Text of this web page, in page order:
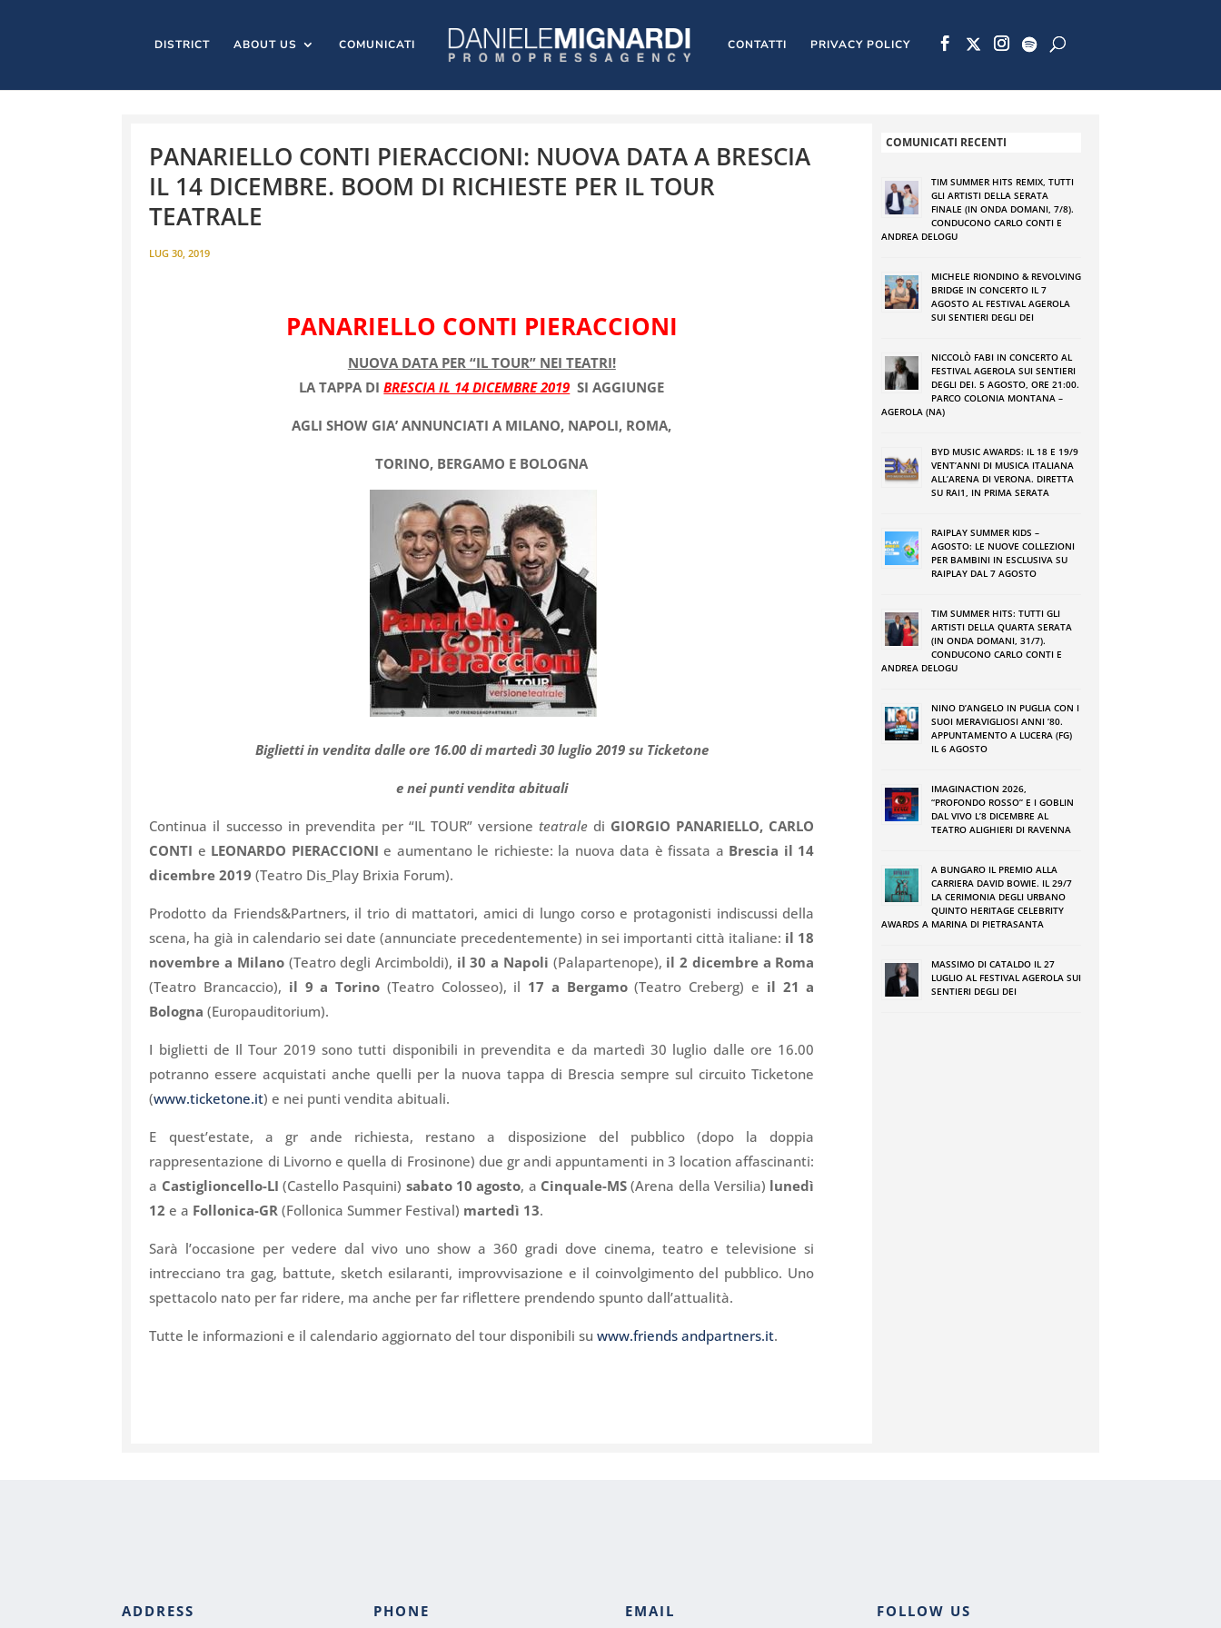
DISTRICT ABOUT US COMUNICATI CONTATTI PRIVACY POLICY
PANARIELLO CONTI PIERACCIONI: NUOVA DATA A BRESCIA
IL 14 DICEMBRE. BOOM DI RICHIESTE PER IL TOUR
TEATRALE
LUG 30, 2019
PANARIELLO CONTI PIERACCIONI
NUOVA DATA PER “IL TOUR” NEI TEATRI!
LA TAPPA DIBRESCIA IL 14 DICEMBRE 2019 SI AGGIUNGE
AGLI SHOW GIA’ ANNUNCIATI A MILANO, NAPOLI, ROMA,
TORINO, BERGAMO E BOLOGNA
Biglietti in vendita dalle ore 16.00 di martedì 30 luglio 2019 su Ticketone
e nei punti vendita abituali
Continua il successo in prevendita per “IL TOUR” versione teatraledi GIORGIO PANARIELLO, CARLO
CONTI e LEONARDO PIERACCIONI e aumentano le richieste: la nuova data è fissata a Brescia il 14
dicembre 2019 (Teatro Dis_Play Brixia Forum).
Prodotto da Friends&Partners, il trio di mattatori, amici di lungo corso e protagonisti indiscussi della
scena, ha già in calendario sei date (annunciate precedentemente) in sei importanti città italiane: il 18
novembre a Milano (Teatro degli Arcimboldi), il 30 a Napoli (Palapartenope), il 2 dicembre a Roma
(Teatro Brancaccio), il 9 a Torino (Teatro Colosseo), il 17 a Bergamo(Teatro Creberg) e il 21 a
Bologna(Europauditorium).
I biglietti de Il Tour 2019 sono tutti disponibili in prevendita e da martedì 30 luglio dalle ore 16.00
potranno essere acquistati anche quelli per la nuova tappa di Brescia sempre sul circuito Ticketone
(www.ticketone.it) e nei punti vendita abituali.
E quest’estate, a gr ande richiesta, restano a disposizione del pubblico (dopo la doppia
rappresentazione di Livorno e quella di Frosinone) due gr andi appuntamenti in 3 location affascinanti:
a Castiglioncello-LI (Castello Pasquini) sabato 10 agosto, a Cinquale-MS(Arena della Versilia) lunedì
12e a Follonica-GR(Follonica Summer Festival) martedì 13.
Sarà l’occasione per vedere dal vivo uno show a 360 gradi dove cinema, teatro e televisione si
intrecciano tra gag, battute, sketch esilaranti, improvvisazione e il coinvolgimento del pubblico. Uno
spettacolo nato per far ridere, ma anche per far riflettere prendendo spunto dall’attualità.
Tutte le informazioni e il calendario aggiornato del tour disponibili suwww.friends andpartners.it.
COMUNICATI RECENTI
TIM SUMMER HITS REMIX, TUTTI
GLI ARTISTI DELLA SERATA
FINALE (IN ONDA DOMANI, 7/8).
CONDUCONO CARLO CONTI E
ANDREA DELOGU
MICHELE RIONDINO & REVOLVING
BRIDGE IN CONCERTO IL 7
AGOSTO AL FESTIVAL AGEROLA
SUI SENTIERI DEGLI DEI
NICCOLÒ FABI IN CONCERTO AL
FESTIVAL AGEROLA SUI SENTIERI
DEGLI DEI. 5 AGOSTO, ORE 21:00.
PARCO COLONIA MONTANA –
AGEROLA (NA)
BYD MUSIC AWARDS: IL 18 E 19/9
VENT’ANNI DI MUSICA ITALIANA
ALL’ARENA DI VERONA. DIRETTA
SU RAI1, IN PRIMA SERATA
RAIPLAY SUMMER KIDS –
AGOSTO: LE NUOVE COLLEZIONI
PER BAMBINI IN ESCLUSIVA SU
RAIPLAY DAL 7 AGOSTO
TIM SUMMER HITS: TUTTI GLI
ARTISTI DELLA QUARTA SERATA
(IN ONDA DOMANI, 31/7).
CONDUCONO CARLO CONTI E
ANDREA DELOGU
NINO DʼANGELO IN PUGLIA CON I
SUOI MERAVIGLIOSI ANNI ʼ80.
APPUNTAMENTO A LUCERA (FG)
IL 6 AGOSTO
IMAGINACTION 2026,
“PROFONDO ROSSO” E I GOBLIN
DAL VIVO L’8 DICEMBRE AL
TEATRO ALIGHIERI DI RAVENNA
A BUNGARO IL PREMIO ALLA
CARRIERA DAVID BOWIE. IL 29/7
LA CERIMONIA DEGLI URBANO
QUINTO HERITAGE CELEBRITY
AWARDS A MARINA DI PIETRASANTA
MASSIMO DI CATALDO IL 27
LUGLIO AL FESTIVAL AGEROLA SUI
SENTIERI DEGLI DEI
ADDRESS PHONE EMAIL FOLLOW US